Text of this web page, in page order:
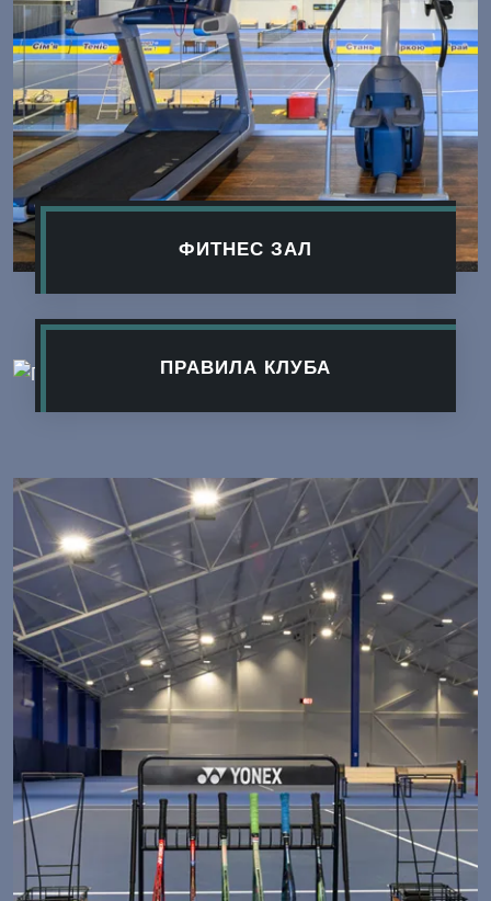
ФИТНЕС ЗАЛ
ПРАВИЛА КЛУБА